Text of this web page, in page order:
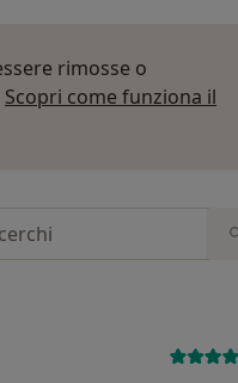
rimosse o
Scopri come funziona il